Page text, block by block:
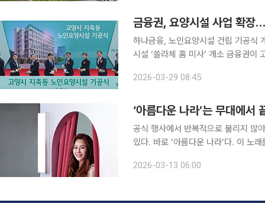
금융권, 요양시설 사업 확장
하나금융, 노인요양시설 건립 기공식 개최…내년 9월 개
시설 ‘쏠라체 홈 미사’ 개소 금융권이 고령화 시대를 겨냥해 요양시설 사업에 본격적으로 뛰어들고
2026-03-29 08:45
‘아름다운 나라’는 무대에서
공식 행사에서 반복적으로 불리지 않
있다. 바로 ‘아름다운 나라’다. 이 노래를 부른 가수 신문희는 ‘제2의 애국가’라는 표현을 좋아하지
니다”라고 말한다. 신문희에게 ‘아름
2026-03-13 06:00